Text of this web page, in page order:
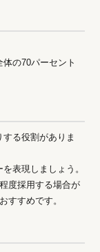
の70パーセント
る役割がありま
表現しましょう。
度採用する場合が
すすめです。